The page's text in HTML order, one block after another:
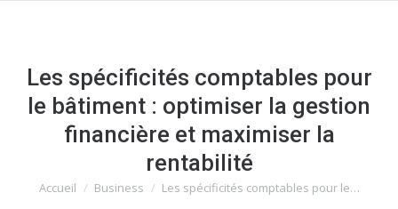
Les spécificités comptables pour
le bâtiment : optimiser la gestion
financière et maximiser la
rentabilité
Vous êtes ici :
Accueil Business Les spécificités comptables pour le…